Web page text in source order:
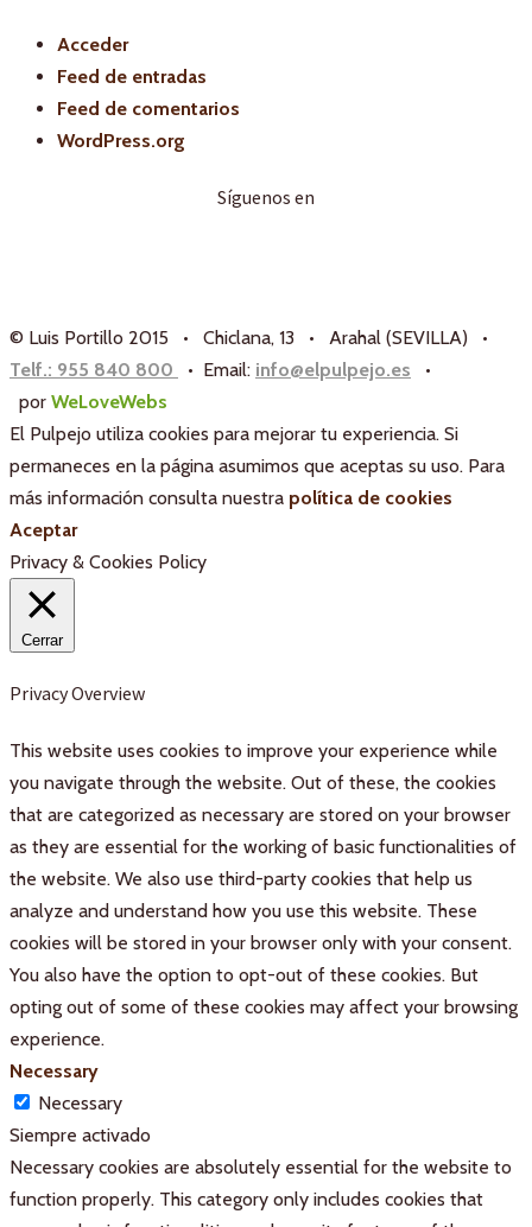
Acceder
Feed de entradas
Feed de comentarios
WordPress.org
Síguenos en
© Luis Portillo 2015 • Chiclana, 13 • Arahal (SEVILLA) •
Telf.: 955 840 800
• Email: info@elpulpejo.es
•
por WeLoveWebs
El Pulpejo utiliza cookies para mejorar tu experiencia. Si
permaneces en la página asumimos que aceptas su uso. Para
más información consulta nuestra política de cookies
Aceptar
Privacy & Cookies Policy
Cerrar
Privacy Overview
This website uses cookies to improve your experience while
you navigate through the website. Out of these, the cookies
that are categorized as necessary are stored on your browser
as they are essential for the working of basic functionalities of
the website. We also use third-party cookies that help us
analyze and understand how you use this website. These
cookies will be stored in your browser only with your consent.
You also have the option to opt-out of these cookies. But
opting out of some of these cookies may affect your browsing
experience.
Necessary
Necessary
Siempre activado
Necessary cookies are absolutely essential for the website to
function properly. This category only includes cookies that